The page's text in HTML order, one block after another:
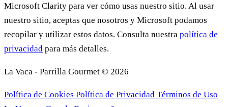
Microsoft Clarity para ver cómo usas nuestro sitio. Al usar
nuestro sitio, aceptas que nosotros y Microsoft podamos
recopilar y utilizar estos datos. Consulta nuestra política de
privacidad para más detalles.
La Vaca - Parrilla Gourmet © 2026
Política de Cookies Política de Privacidad Términos de Uso